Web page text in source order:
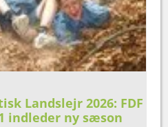
Landslejr 2026: FDF
indleder ny sæson